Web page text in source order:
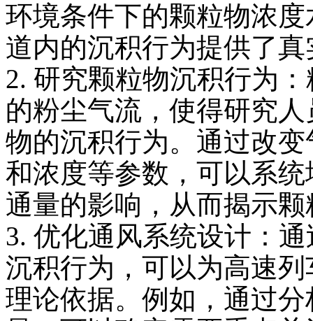
环境条件下的颗粒物浓
道内的沉积行为提供了
2. 研究颗粒物沉积行为
的粉尘气流，使得研究
物的沉积行为。通过改
和浓度等参数，可以系
通量的影响，从而揭示
3. 优化通风系统设计：
沉积行为，可以为高速
理论依据。例如，通过